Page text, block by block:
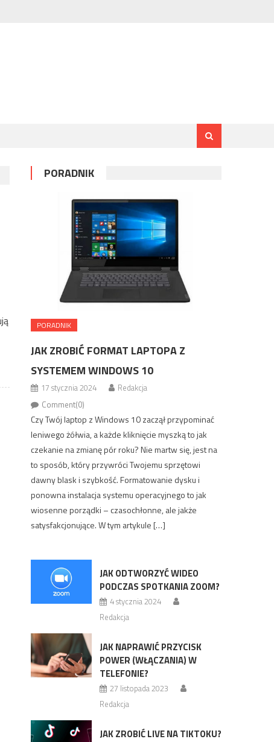
PORADNIK
PORADNIK
JAK ZROBIĆ FORMAT LAPTOPA Z
SYSTEMEM WINDOWS 10
17 stycznia 2024
Redakcja
Comment(0)
Czy Twój laptop z Windows 10 zaczął przypominać
leniwego żółwia, a każde kliknięcie myszką to jak
czekanie na zmianę pór roku? Nie martw się, jest na
to sposób, który przywróci Twojemu sprzętowi
dawny blask i szybkość. Formatowanie dysku i
ponowna instalacja systemu operacyjnego to jak
wiosenne porządki – czasochłonne, ale jakże
satysfakcjonujące. W tym artykule […]
JAK ODTWORZYĆ WIDEO
PODCZAS SPOTKANIA ZOOM?
4 stycznia 2024
Redakcja
JAK NAPRAWIĆ PRZYCISK
POWER (WŁĄCZANIA) W
TELEFONIE?
27 listopada 2023
Redakcja
JAK ZROBIĆ LIVE NA TIKTOKU?